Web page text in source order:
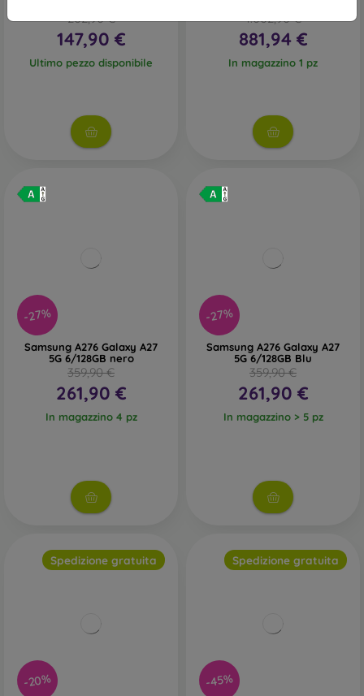
202,90 €
147,90 €
Ultimo pezzo disponibile
1.002,90 €
881,94 €
In magazzino 1 pz
-27%
Samsung A276 Galaxy A27
5G 6/128GB nero
359,90 €
261,90 €
In magazzino 4 pz
-27%
Samsung A276 Galaxy A27
5G 6/128GB Blu
359,90 €
261,90 €
In magazzino > 5 pz
-20%
Spedizione gratuita
-45%
Spedizione gratuita